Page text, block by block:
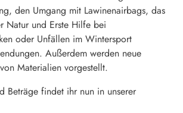
den Umgang mit Lawinenairbags, das
Natur und Erste Hilfe bei
oder Unfällen im Wintersport
Außerdem werden neue
Materialien vorgestellt.
Beträge findet ihr nun in unserer